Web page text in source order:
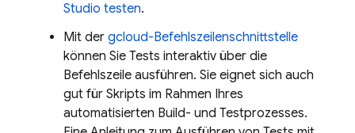
Studio testen.
Mit der gcloud-Befehlszeilenschnittstelle
können Sie Tests interaktiv über die
Befehlszeile ausführen. Sie eignet sich auch
gut für Skripts im Rahmen Ihres
automatisierten Build- und Testprozesses.